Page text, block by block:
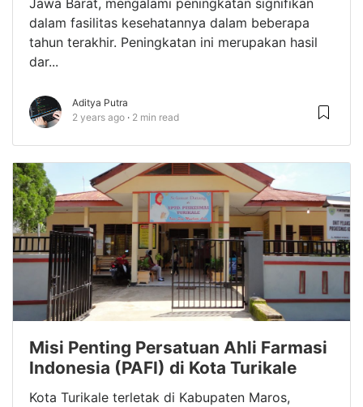
Jawa Barat, mengalami peningkatan signifikan
dalam fasilitas kesehatannya dalam beberapa
tahun terakhir. Peningkatan ini merupakan hasil
dar...
Aditya Putra
2 years ago
2 min read
Misi Penting Persatuan Ahli Farmasi
Indonesia (PAFI) di Kota Turikale
Kota Turikale terletak di Kabupaten Maros,